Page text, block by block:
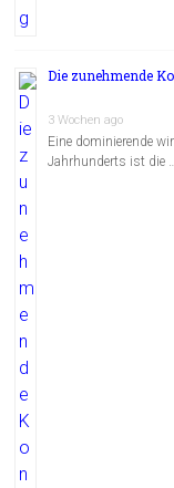
Die zunehmende
3 Wochen ago
Eine dominierende
Jahrhunderts ist die